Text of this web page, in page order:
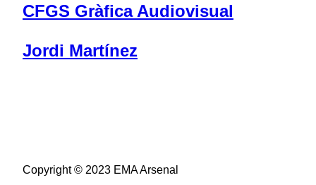
CFGS Gràfica Audiovisual
Jordi Martínez
Copyright © 2023 EMA Arsenal